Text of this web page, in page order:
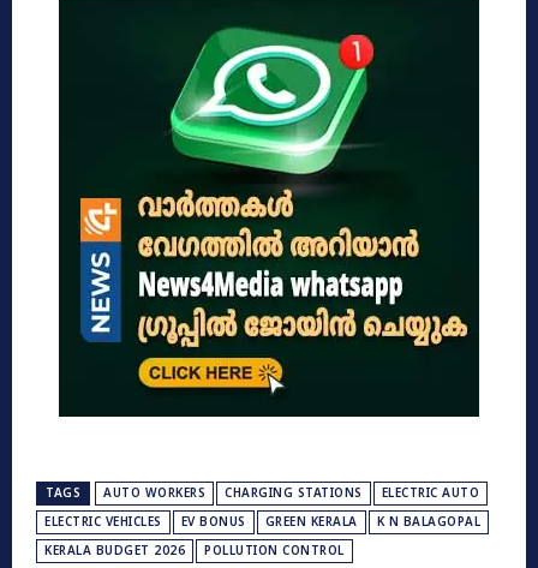
TAGS AUTO WORKERS CHARGING STATIONS
ELECTRIC AUTO
ELECTRIC VEHICLES
EV BONUS GREEN KERALA
K N BALAGOPAL
KERALA BUDGET 2026
POLLUTION CONTROL